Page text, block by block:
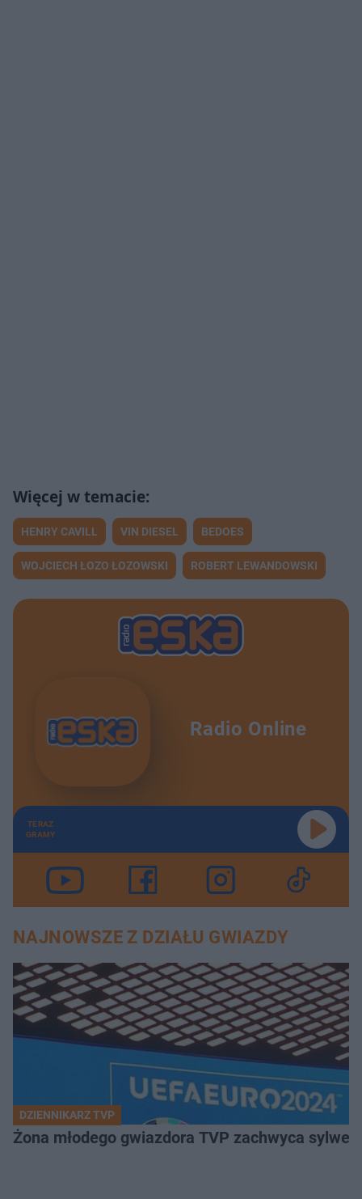
HENRY CAVILL VIN DIESEL BEDOES
WOJCIECH ŁOZO ŁOZOWSKI ROBERT LEWANDOWSKI
Radio Online
TERAZ
GRAMY
NAJNOWSZE Z DZIAŁU GWIAZDY
DZIENNIKARZ TVP
Żona młodego gwiazdora TVP zachwyca